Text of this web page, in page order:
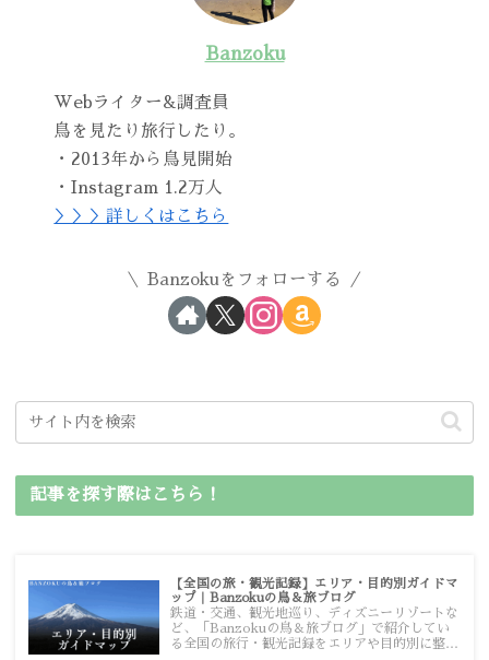
Banzoku
Webライター&調査員
鳥を見たり旅行したり。
・2013年から鳥見開始
・Instagram 1.2万人
＞＞＞詳しくはこちら
Banzokuをフォローする
記事を探す際はこちら！
【全国の旅・観光記録】エリア・目的別ガイドマ
ップ｜Banzokuの鳥＆旅ブログ
鉄道・交通、観光地巡り、ディズニーリゾートな
ど、「Banzokuの鳥＆旅ブログ」で紹介してい
る全国の旅行・観光記録をエリアや目的別に整理